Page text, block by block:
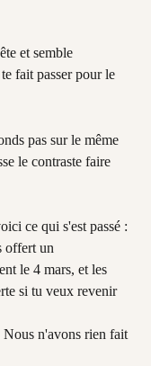
et semble
fait passer pour le
pas sur le même
le contraste faire
ce qui s'est passé :
offert un
le 4 mars, et les
si tu veux revenir
n'avons rien fait